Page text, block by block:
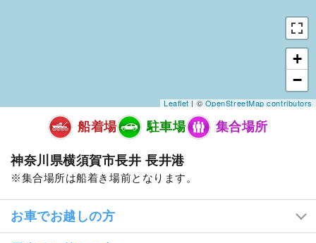
+
−
Leaflet| ©OpenStreetMap contributors
船着場 駐車場 集合場所
神奈川県横須賀市長井 長井港
集合場所は船着き場前となります。
お車でお越しの方